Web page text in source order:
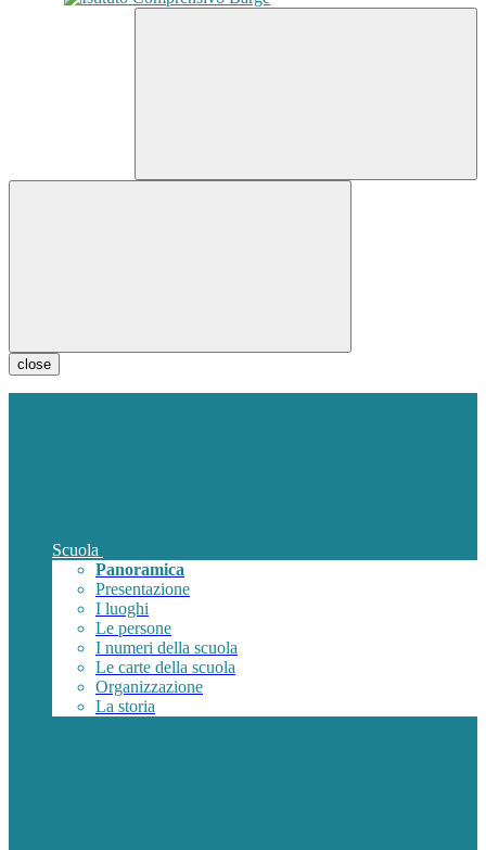
close
Scuola
Panoramica
Presentazione
I luoghi
Le persone
I numeri della scuola
Le carte della scuola
Organizzazione
La storia